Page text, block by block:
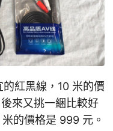
紅黑線，10 米的價
來又挑一綑比較好
的價格是 999 元。